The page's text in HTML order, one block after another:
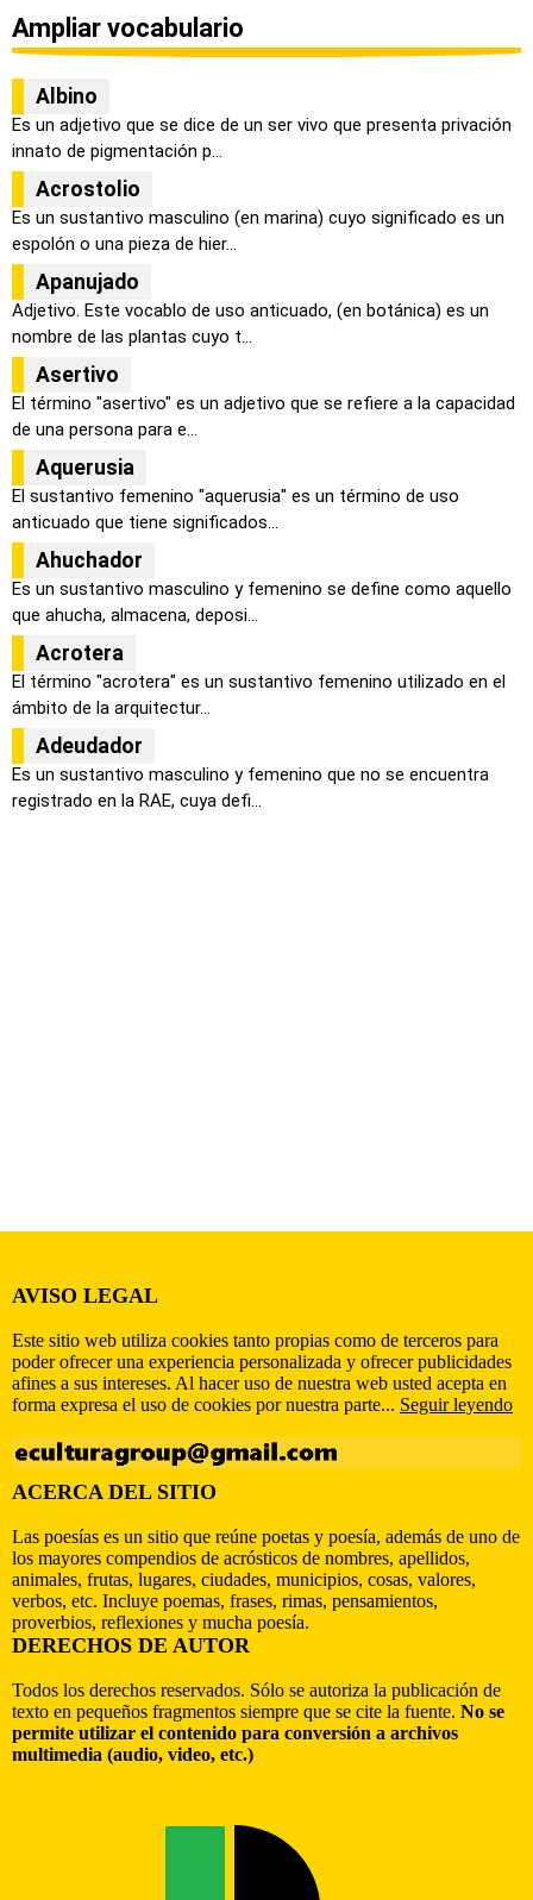
Ampliar vocabulario
Albino
Es un adjetivo que se dice de un ser vivo que presenta privación
innato de pigmentación p...
Acrostolio
Es un sustantivo masculino (en marina) cuyo significado es un
espolón o una pieza de hier...
Apanujado
Adjetivo. Este vocablo de uso anticuado, (en botánica) es un
nombre de las plantas cuyo t...
Asertivo
El término "asertivo" es un adjetivo que se refiere a la capacidad
de una persona para e...
Aquerusia
El sustantivo femenino "aquerusia" es un término de uso
anticuado que tiene significados...
Ahuchador
Es un sustantivo masculino y femenino se define como aquello
que ahucha, almacena, deposi...
Acrotera
El término "acrotera" es un sustantivo femenino utilizado en el
ámbito de la arquitectur...
Adeudador
Es un sustantivo masculino y femenino que no se encuentra
registrado en la RAE, cuya defi...
AVISO LEGAL
Este sitio web utiliza cookies tanto propias como de terceros para
poder ofrecer una experiencia personalizada y ofrecer publicidades
afines a sus intereses. Al hacer uso de nuestra web usted acepta en
forma expresa el uso de cookies por nuestra parte... Seguir leyendo
ACERCA DEL SITIO
Las poesías es un sitio que reúne poetas y poesía, además de uno de
los mayores compendios de acrósticos de nombres, apellidos,
animales, frutas, lugares, ciudades, municipios, cosas, valores,
verbos, etc. Incluye poemas, frases, rimas, pensamientos,
proverbios, reflexiones y mucha poesía.
DERECHOS DE AUTOR
Todos los derechos reservados. Sólo se autoriza la publicación de
texto en pequeños fragmentos siempre que se cite la fuente. No se
permite utilizar el contenido para conversión a archivos
multimedia (audio, video, etc.)